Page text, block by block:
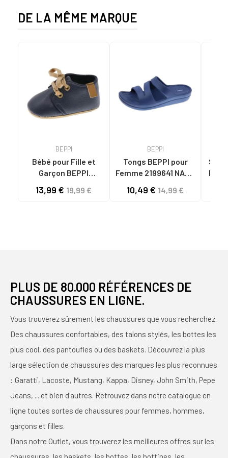
DE LA MÊME MARQUE
BEPPI
Bébé pour Fille et
Garçon BEPPI
13,99 € 19,99 €
BEPPI
Tongs BEPPI pour
Femme 2199641 NAVY
10,49 € 14,99 €
PLUS DE 80.000 RÉFÉRENCES DE
CHAUSSURES EN LIGNE.
Vous trouverez sûrement les chaussures que vous recherchez.
Des chaussures confortables, des talons stylés, les bottes les
plus cool, des pantoufles ou des baskets. Découvrez la plus
large sélection de chaussures des marques les plus reconnues
: Garatti, Lacoste, Mustang, Kappa, Disney, John Smith, Pepe
Jeans, ... et bien d'autres. Retrouvez dans notre catalogue en
ligne toutes sortes de chaussures pour femmes, hommes,
garçons et filles.
Dans notre Outlet, vous trouverez les meilleures offres sur les